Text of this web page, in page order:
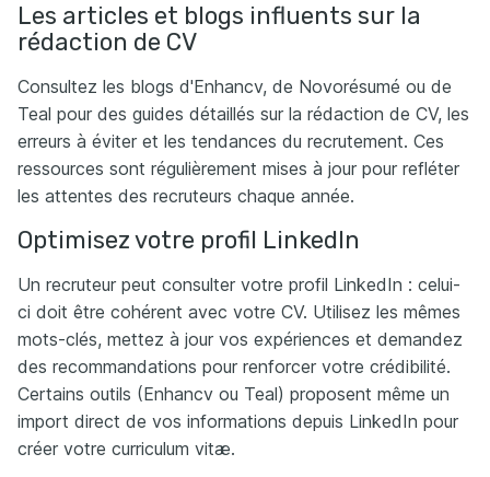
Les articles et blogs influents sur la
rédaction de CV
Consultez les blogs d'Enhancv, de Novorésumé ou de
Teal pour des guides détaillés sur la rédaction de CV, les
erreurs à éviter et les tendances du recrutement. Ces
ressources sont régulièrement mises à jour pour refléter
les attentes des recruteurs chaque année.​
Optimisez votre profil LinkedIn
Un recruteur peut consulter votre profil LinkedIn : celui-
ci doit être cohérent avec votre CV. Utilisez les mêmes
mots-clés, mettez à jour vos expériences et demandez
des recommandations pour renforcer votre crédibilité.
Certains outils (Enhancv ou Teal) proposent même un
import direct de vos informations depuis LinkedIn pour
créer votre curriculum vitæ.